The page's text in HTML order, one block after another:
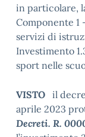
in particolare,
Componente 1
servizi di
Investimento
sport nelle
VISTO il
aprile 2023
Decreti. R.